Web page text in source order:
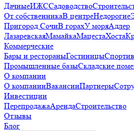
ДачныеИЖССадоводство
От собственникаВ центреНедорогие
Пригород СочиВ горахУ моряАдлер
ЛазаревскаяМамайкаМацестаХоста
Коммерческие
Бары и рестораныГостиницы
Промышленные базыСкладские
О компании
О компанииВакансииПартнеры
Инвестиции
ПерепродажаАрендаСтроительство
Отзывы
Блог